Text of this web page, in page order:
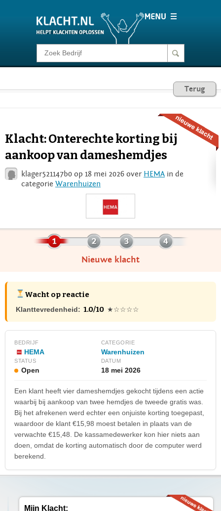
Klacht melden
Consumentenrecht
Voor Bedrijven
Login
Terug
Klacht: Onterechte korting bij
aankoop van dameshemdjes
klager521147b0 op 18 mei 2026 over HEMA in de
categorie Warenhuizen
Nieuwe klacht
Wacht op reactie
Klanttevredenheid: 1.0/10 ★☆☆☆☆
BEDRIJF
HEMA
CATEGORIE
Warenhuizen
STATUS
Open
DATUM
18 mei 2026
Een klant heeft vier dameshemdjes gekocht tijdens een actie
waarbij bij aankoop van twee hemdjes de tweede gratis was.
Bij het afrekenen werd echter een onjuiste korting toegepast,
waardoor de klant €15,98 moest betalen in plaats van de
verwachte €15,48. De kassamedewerker kon hier niets aan
doen, omdat de korting automatisch door de computer werd
berekend.
Mijn Klacht: